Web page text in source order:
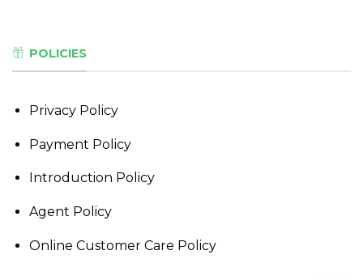
POLICIES
Privacy Policy
Payment Policy
Introduction Policy
Agent Policy
Online Customer Care Policy